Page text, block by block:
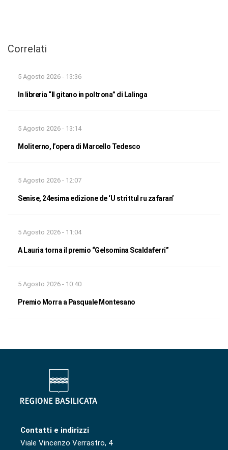
Correlati
5 Agosto 2026 - 13:36
In libreria “Il gitano in poltrona” di Lalinga
5 Agosto 2026 - 13:14
Moliterno, l’opera di Marcello Tedesco
5 Agosto 2026 - 12:07
Senise, 24esima edizione de ‘U strittul ru zafaran’
5 Agosto 2026 - 11:04
A Lauria torna il premio “Gelsomina Scaldaferri”
5 Agosto 2026 - 10:40
Premio Morra a Pasquale Montesano
Contatti e indirizzi
Viale Vincenzo Verrastro, 4